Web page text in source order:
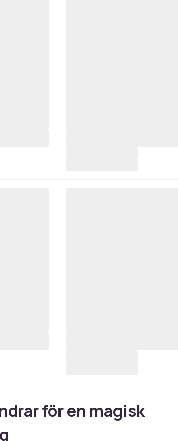
för en magisk